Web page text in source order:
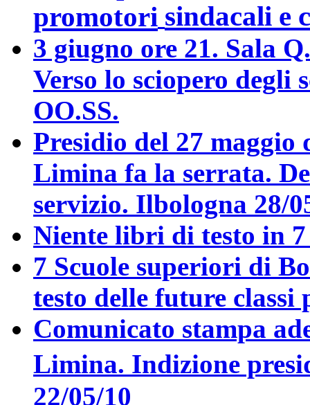
promotori sindacali e
3 giugno ore 21. Sala
Verso lo sciopero degli
OO.SS.
Presidio del 27
Limina fa la serrata.
servizio. Ilbologna 28/
Niente libri di testo in
7 Scuole superiori di
testo delle future classi
Comunicato stampa
Limina. Indizione
22/05/10